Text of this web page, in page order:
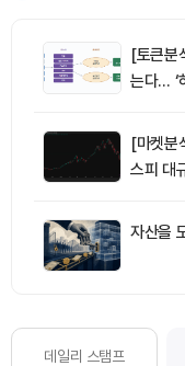
[토큰분
는다… ‘
[마켓분
스피 대
자산을
데일리 스탬프